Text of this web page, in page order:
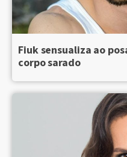
Fiuk sensualiza ao
corpo sarado